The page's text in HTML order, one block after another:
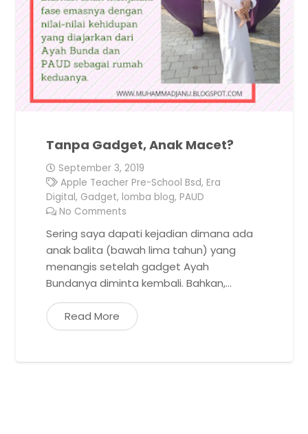
Tanpa Gadget, Anak Macet?
September 3, 2019
Apple Teacher Pre-School Bsd, Era
Digital, Gadget, lomba blog, PAUD
No Comments
Sering saya dapati kejadian dimana ada
anak balita (bawah lima tahun) yang
menangis setelah gadget Ayah
Bundanya diminta kembali. Bahkan,…
Read More